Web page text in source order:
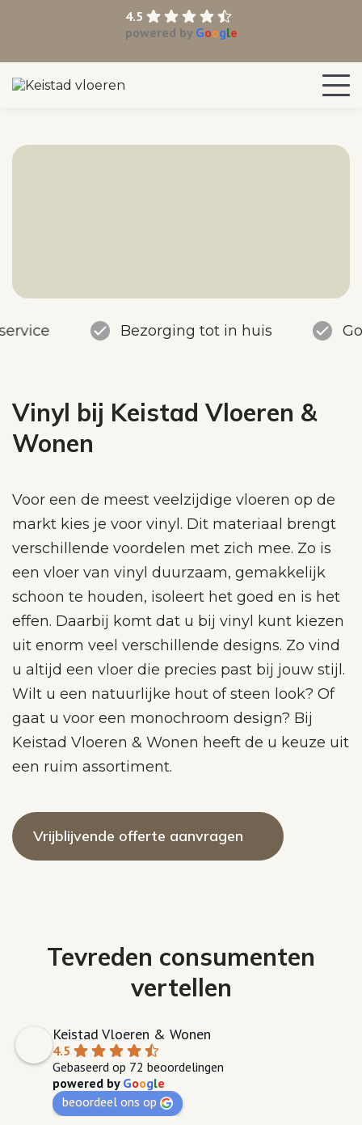
4.5
powered by Google
Bezorging tot in huis
Vinyl bij Keistad Vloeren &
Wonen
Voor een de meest veelzijdige vloeren op de
markt kies je voor vinyl. Dit materiaal brengt
verschillende voordelen met zich mee. Zo is
een vloer van vinyl duurzaam, gemakkelijk
schoon te houden, isoleert het goed en is het
effen. Daarbij komt dat u bij vinyl kunt kiezen
uit enorm veel verschillende designs. Zo vind
u altijd een vloer die precies past bij jouw stijl.
Wilt u een natuurlijke hout of steen look? Of
gaat u voor een monochroom design? Bij
Keistad Vloeren & Wonen heeft de u keuze uit
een ruim assortiment.
Vrijblijvende offerte aanvragen
Tevreden consumenten
vertellen
Keistad Vloeren & Wonen
4.5
Gebaseerd op 72 beoordelingen
powered by Google
beoordeel ons op